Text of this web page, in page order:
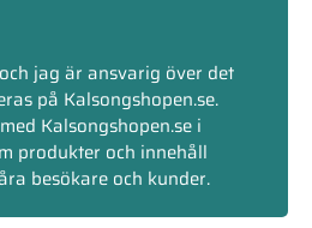
jag är ansvarig över det
på Kalsongshopen.se.
Kalsongshopen.se i
produkter och innehåll
besökare och kunder.